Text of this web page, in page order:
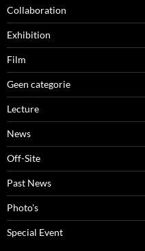
Collaboration
Exhibition
Film
Geen categorie
Lecture
News
Off-Site
Past News
Photo's
Special Event